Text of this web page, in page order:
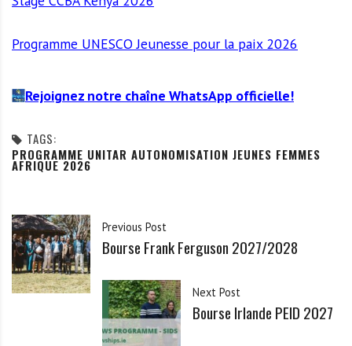
Programme UNESCO Jeunesse pour la paix 2026
Rejoignez notre chaîne WhatsApp officielle!
TAGS:
PROGRAMME UNITAR AUTONOMISATION JEUNES FEMMES
AFRIQUE 2026
Previous Post
Bourse Frank Ferguson 2027/2028
Next Post
Bourse Irlande PEID 2027